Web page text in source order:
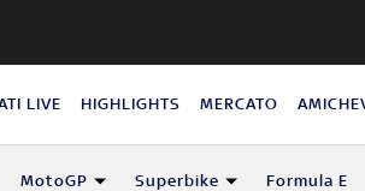
LIVE HIGHLIGHTS MERCATO
MotoGP Superbike Formula E